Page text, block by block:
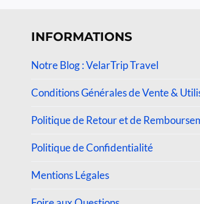
INFORMATIONS
Notre Blog : VelarTrip Travel
Conditions Générales de Vente &
Politique de Retour et de
Politique de Confidentialité
Mentions Légales